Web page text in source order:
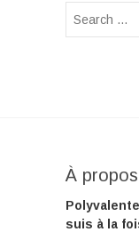
À propos
suis à la